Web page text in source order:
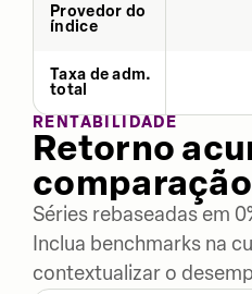
Provedor do
índice
Taxa de adm.
total
RENTABILIDADE
Retorno
comparação
Séries rebaseadas em
Inclua benchmarks na
contextualizar o